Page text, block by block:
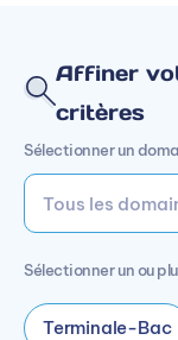
Affiner
critères
Sélectionner un
Sélectionner un ou
Terminale-Bac